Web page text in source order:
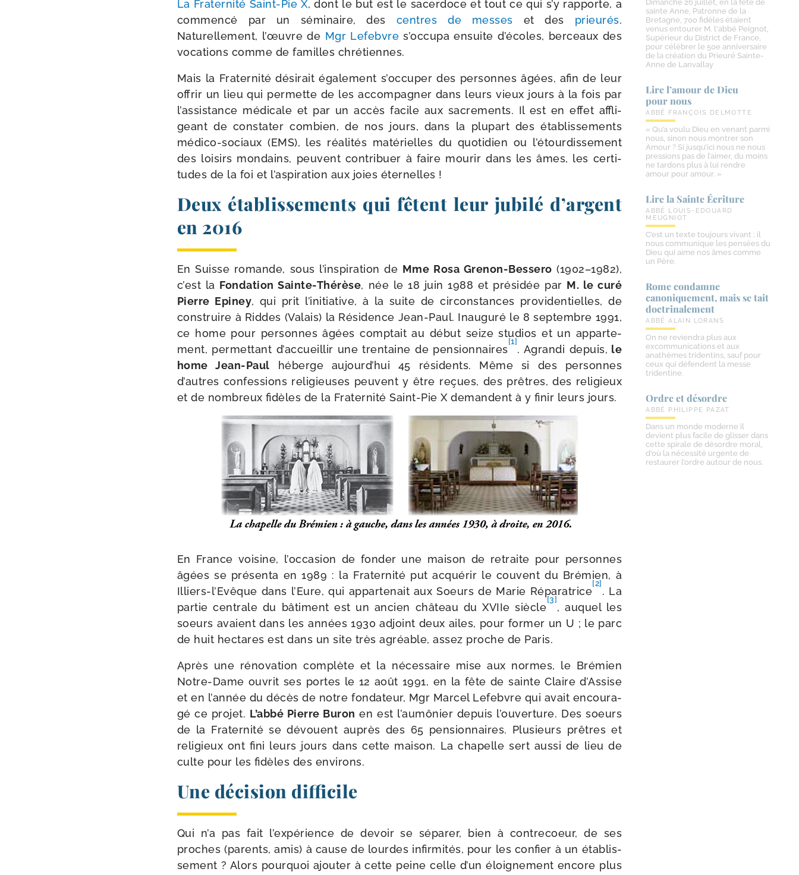
La Fraternité Saint-​Pie X, dont le but est le sacer­doce et tout ce qui s’y rap­porte, a
com­men­cé par un sémi­naire, des centres de messes et des prieu­rés.
Naturellement, l’œuvre de Mgr Lefebvre s’oc­cu­pa ensuite d’é­coles, ber­ceaux des
voca­tions comme de familles chrétiennes.
Mais la Fraternité dési­rait éga­le­ment s’oc­cu­per des per­sonnes âgées, afin de leur
offrir un lieu qui per­mette de les accom­pa­gner dans leurs vieux jours à la fois par
l’as­sis­tance médi­cale et par un accès facile aux sacre­ments. Il est en effet affli­
geant de consta­ter com­bien, de nos jours, dans la plu­part des éta­blis­se­ments
médico-​sociaux (EMS), les réa­li­tés maté­rielles du quo­ti­dien ou l’é­tour­dis­se­ment
des loi­sirs mon­dains, peuvent contri­buer à faire mou­rir dans les âmes, les cer­ti­
tudes de la foi et l’as­pi­ra­tion aux joies éternelles !
Deux établissements qui fêtent leur jubilé d’argent
en 2016
En Suisse romande, sous l’ins­pi­ra­tion de Mme Rosa Grenon-​Bessero (1902–1982),
c’est la Fondation Sainte-​Thérèse, née le 18 juin 1988 et pré­si­dée par M. le curé
Pierre Epiney, qui prit l’i­ni­tia­tive, à la suite de cir­cons­tances pro­vi­den­tielles, de
construire à Riddes (Valais) la Résidence Jean-​Paul. Inauguré le 8 sep­tembre 1991,
ce home pour per­sonnes âgées comp­tait au début seize stu­dios et un appar­te­
ment, per­met­tant d’ac­cueillir une tren­taine de pen­sion­naires
[1]
. Agrandi depuis, le
home Jean-​Paul héberge aujourd’­hui 45 rési­dents. Même si des per­sonnes
d’autres confes­sions reli­gieuses peuvent y être reçues, des prêtres, des reli­gieux
et de nom­breux fidèles de la Fraternité Saint-​Pie X demandent à y finir leurs jours.
En France voi­sine, l’oc­ca­sion de fon­der une mai­son de retraite pour per­sonnes
âgées se pré­sen­ta en 1989 : la Fraternité put acqué­rir le couvent du Brémien, à
Illiers-​l’Evêque dans l’Eure, qui appar­te­nait aux Soeurs de Marie Réparatrice
[2]
. La
par­tie cen­trale du bâti­ment est un ancien châ­teau du XVIIe siècle
[3]
, auquel les
soeurs avaient dans les années 1930 adjoint deux ailes, pour for­mer un U ; le parc
de huit hec­tares est dans un site très agréable, assez proche de Paris.
Après une réno­va­tion com­plète et la néces­saire mise aux normes, le Brémien
Notre-​Dame ouvrit ses portes le 12 août 1991, en la fête de sainte Claire d’Assise
et en l’an­née du décès de notre fon­da­teur, Mgr Marcel Lefebvre qui avait encou­ra­
gé ce pro­jet. L’abbé Pierre Buron en est l’au­mô­nier depuis l’ou­ver­ture. Des soeurs
de la Fraternité se dévouent auprès des 65 pen­sion­naires. Plusieurs prêtres et
reli­gieux ont fini leurs jours dans cette mai­son. La cha­pelle sert aus­si de lieu de
culte pour les fidèles des environs.
Une décision difficile
Qui n’a pas fait l’ex­pé­rience de devoir se sépa­rer, bien à contre­coeur, de ses
proches (parents, amis) à cause de lourdes infir­mi­tés, pour les confier à un éta­blis­
se­ment ? Alors pour­quoi ajou­ter à cette peine celle d’un éloi­gne­ment encore plus
Dimanche 26 juillet, en la fête de
sainte Anne, Patronne de la
Bretagne, 700 fidèles étaient
venus entourer M. l'abbé Peignot,
Supérieur du District de France,
pour célébrer le 50e anniversaire
de la création du Prieuré Sainte-
Anne de Lanvallay
Lire l’amour de Dieu
pour nous
ABBÉ FRANÇOIS DELMOTTE
« Qu’a voulu Dieu en venant parmi
nous, sinon nous montrer son
Amour ? Si jusqu’ici nous ne nous
pressions pas de l’aimer, du moins
ne tardons plus à lui rendre
amour pour amour. »
Lire la Sainte Écriture
ABBÉ LOUIS-EDOUARD
MEUGNIOT
C’est un texte toujours vivant ; il
nous communique les pensées du
Dieu qui aime nos âmes comme
un Père.
Rome condamne
canoniquement, mais se tait
doctrinalement
ABBÉ ALAIN LORANS
On ne reviendra plus aux
excommunications et aux
anathèmes tridentins, sauf pour
ceux qui défendent la messe
tridentine.
Ordre et désordre
ABBÉ PHILIPPE PAZAT
Dans un monde moderne il
devient plus facile de glisser dans
cette spirale de désordre moral,
d’où la nécessité urgente de
restaurer l’ordre autour de nous.